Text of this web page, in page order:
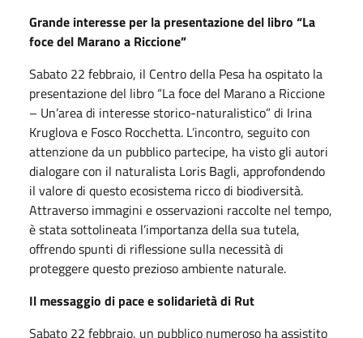
Grande interesse per la presentazione del libro “La
foce del Marano a Riccione”
Sabato 22 febbraio, il Centro della Pesa ha ospitato la
presentazione del libro “La foce del Marano a Riccione
– Un’area di interesse storico-naturalistico” di Irina
Kruglova e Fosco Rocchetta. L’incontro, seguito con
attenzione da un pubblico partecipe, ha visto gli autori
dialogare con il naturalista Loris Bagli, approfondendo
il valore di questo ecosistema ricco di biodiversità.
Attraverso immagini e osservazioni raccolte nel tempo,
è stata sottolineata l’importanza della sua tutela,
offrendo spunti di riflessione sulla necessità di
proteggere questo prezioso ambiente naturale.
Il messaggio di pace e solidarietà di Rut
Sabato 22 febbraio, un pubblico numeroso ha assistito